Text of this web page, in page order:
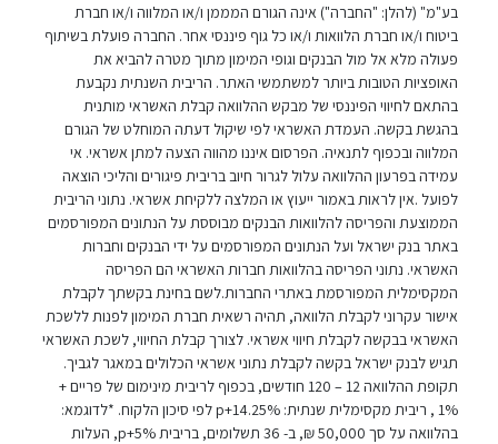
בע"מ" (להלן: "החברה") אינה הגורם המממן ו/או המלווה ו/או חברת
ביטוח ו/או חברת הלוואות ו/או כל גוף פיננסי אחר. החברה פועלת בשיתוף
פעולה מלא אל מול הבנקים וגופי המימון מתוך מטרה להביא את
האופציות הטובות ביותר למשתמשי האתר. הריבית השנתית נקבעת
בהתאם לחיווי הפיננסי של מבקש ההלוואה קבלת האשראי מותנית
בהגשת בקשה. העמדת האשראי לפי שיקול דעתה המוחלט של הגורם
המלווה ובכפוף לתנאיה. הפרסום איננו מהווה הצעה למתן אשראי. אי
עמידה בפרעון ההלוואה עלול לגרור חיוב בריבית פיגורים והליכי הוצאה
לפועל .אין לראות באמור ייעוץ או המלצה ללקיחת אשראי. נתוני הריבית
הממוצעת והפריסה להלוואות הבנקים מבוססת על הנתונים המפורסמים
באתר בנק ישראל ועל הנתונים המפורסמים על ידי הבנקים וחברות
האשראי. נתוני הפריסה בהלוואות חברות האשראי הם הפריסה
המקסימלית המפורסמת באתרי החברות.לשם בחינת בקשתך לקבלת
אישור עקרוני לקבלת הלוואה, תהיה רשאית חברת המימון לפנות ללשכת
האשראי בבקשה לקבלת חיווי אשראי. לצורך קבלת החיווי, לשכת האשראי
תגיש לבנק ישראל בקשה לקבלת נתוני אשראי הכלולים במאגר לגביך.
תקופת ההלוואה 12 – 120 חודשים, בכפוף לריבית מינימום של פריים +
1% , ריבית מקסימלית שנתית: p+14.25% לפי סיכון הלקוח. *לדוגמא:
בהלוואה על סך 50,000 ₪, ב- 36 תשלומים, בריבית p+5%, העלות